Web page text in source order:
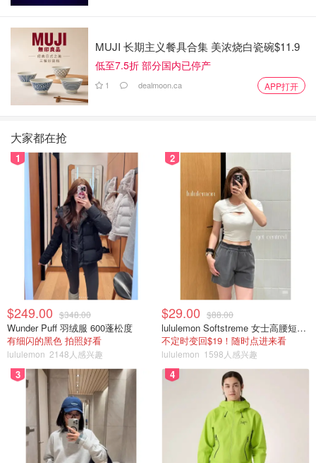
MUJI 长期主义餐具合集 美浓烧白瓷碗$11.9
低至7.5折 部分国内已停产
1 dealmoon.ca APP打开
大家都在抢
1
$249.00 $348.00
Wunder Puff 羽绒服 600蓬松度
有细闪的黑色 拍照好看
lululemon 2148人感兴趣
2
$29.00 $88.00
lululemon Softstreme 女士高腰短裤 10cm
不定时变回$19！随时点进来看
lululemon 1598人感兴趣
3 4